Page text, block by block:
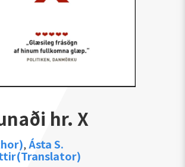
hr. X
,Ásta S.